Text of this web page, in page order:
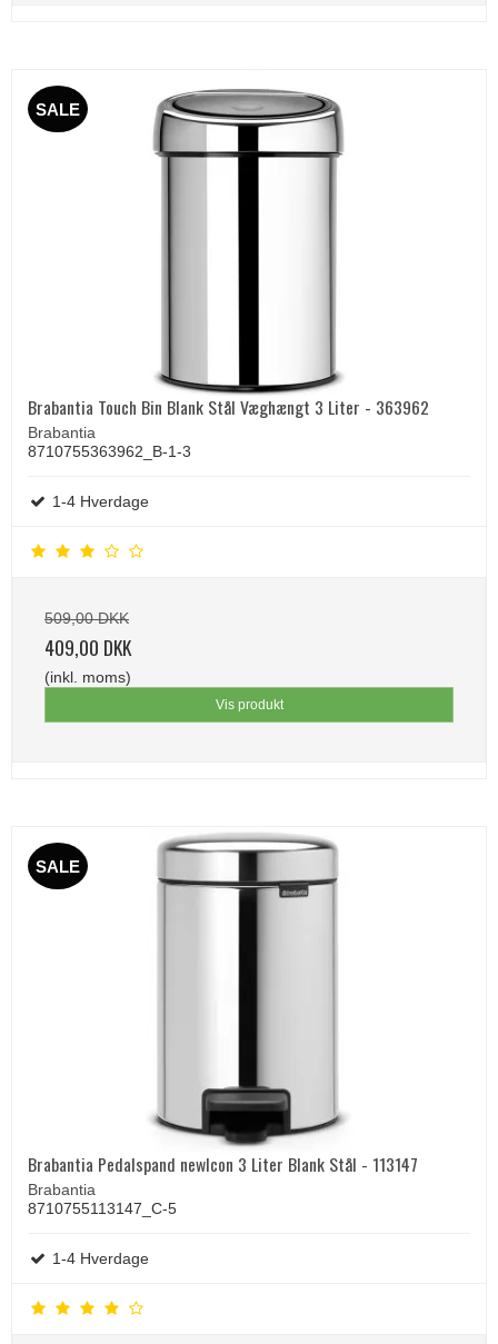
SALE
Brabantia Touch Bin Blank Stål Væghængt 3 Liter - 363962
Brabantia
8710755363962_B-1-3
1-4 Hverdage
509,00 DKK
409,00 DKK
(inkl. moms)
Vis produkt
SALE
Brabantia Pedalspand newIcon 3 Liter Blank Stål - 113147
Brabantia
8710755113147_C-5
1-4 Hverdage